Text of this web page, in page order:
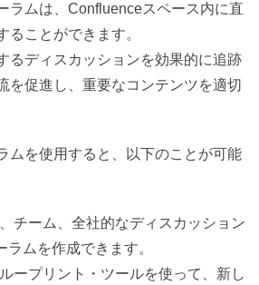
ラムは、Confluenceスペース内に直
ることができます。
るディスカッションを効果的に追跡
を促進し、重要なコンテンツを適切
ムを使用すると、以下のことが可能
チーム、全社的なディスカッション
ラムを作成できます。
ープリント・ツールを使って、新し